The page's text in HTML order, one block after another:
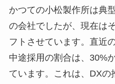
かつての小松製作所は典
の会社でしたが、現在は
フトさせています。直近
中途採用の割合は、30%
ています。これは、DXの